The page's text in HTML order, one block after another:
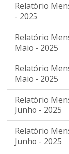
Relatório
- 2025
Relatório
Maio - 2025
Relatório
Maio - 2025
Relatório
Junho - 2025
Relatório
Junho - 2025